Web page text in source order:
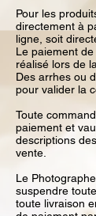
Pour les
directement à
ligne, soit
Le paiement
réalisé lors de
Des arrhes ou
pour valider la
Toute
paiement et
descriptions
vente.
Le
suspendre
toute livraison